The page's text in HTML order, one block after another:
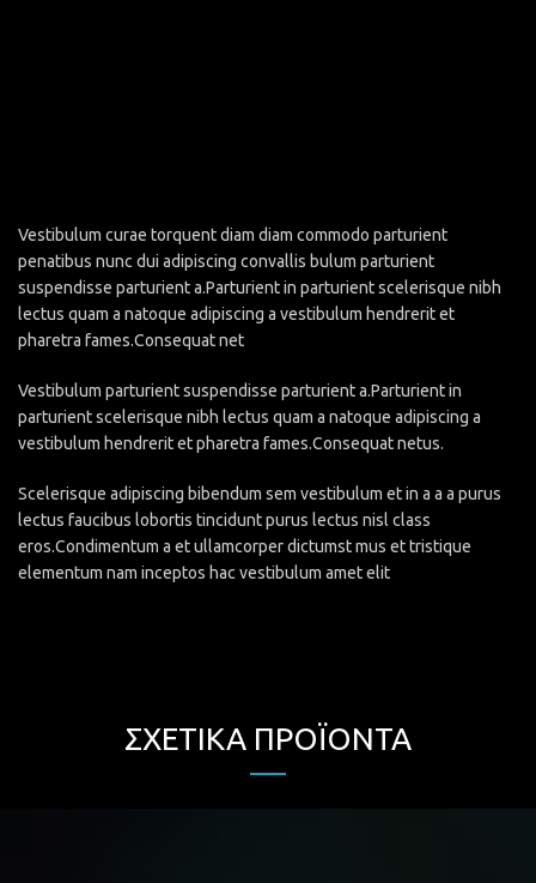
Vestibulum curae torquent diam diam commodo parturient
penatibus nunc dui adipiscing convallis bulum parturient
suspendisse parturient a.Parturient in parturient scelerisque nibh
lectus quam a natoque adipiscing a vestibulum hendrerit et
pharetra fames.Consequat net
Vestibulum parturient suspendisse parturient a.Parturient in
parturient scelerisque nibh lectus quam a natoque adipiscing a
vestibulum hendrerit et pharetra fames.Consequat netus.
Scelerisque adipiscing bibendum sem vestibulum et in a a a purus
lectus faucibus lobortis tincidunt purus lectus nisl class
eros.Condimentum a et ullamcorper dictumst mus et tristique
elementum nam inceptos hac vestibulum amet elit
ΣΧΕΤΙΚΆ ΠΡΟΪΌΝΤΑ